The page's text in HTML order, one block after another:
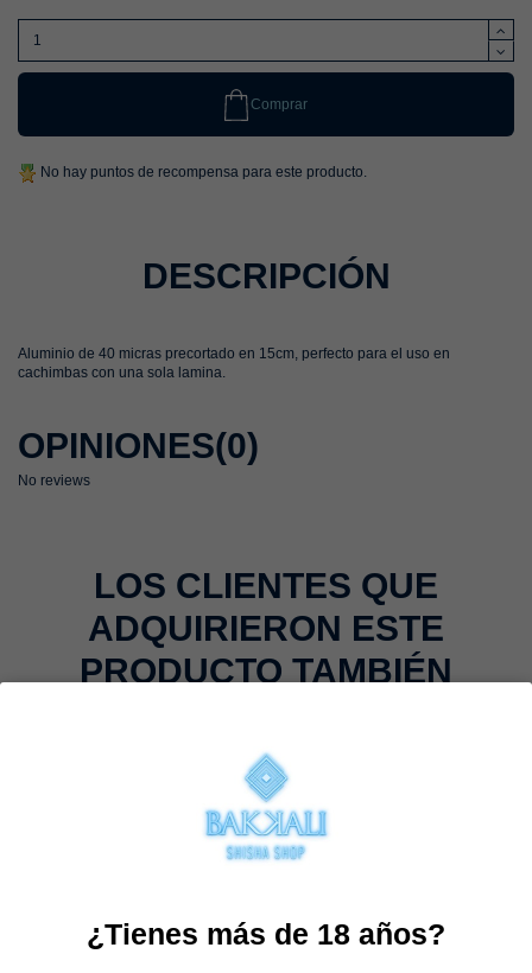
Comprar
No hay puntos de recompensa para este producto.
DESCRIPCIÓN
Aluminio de 40 micras precortado en 15cm, perfecto para el uso en
cachimbas con una sola lamina.
OPINIONES(0)
No reviews
LOS CLIENTES QUE
ADQUIRIERON ESTE
PRODUCTO TAMBIÉN
¿Tienes más de 18 años?